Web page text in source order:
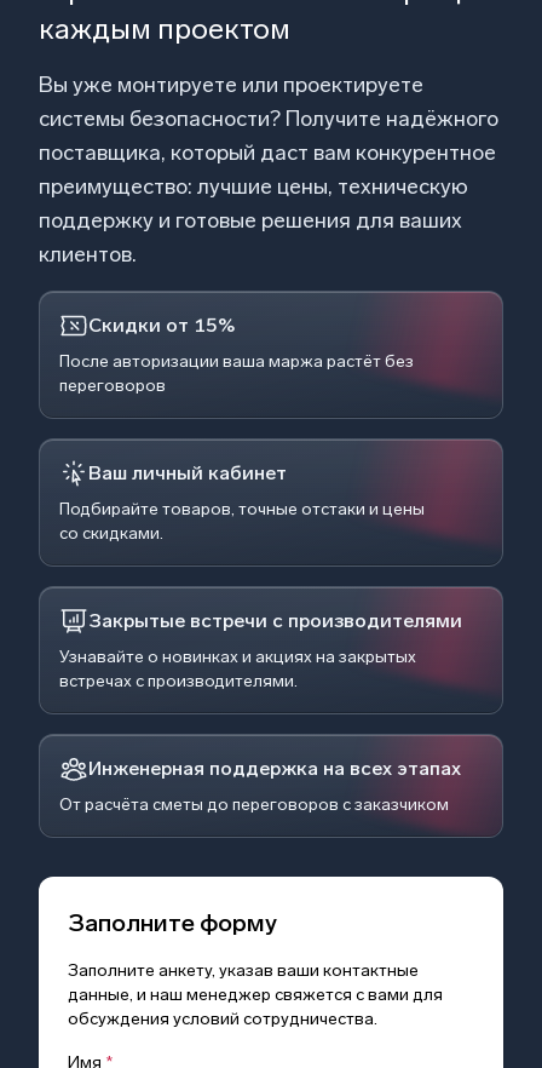
каждым проектом
Вы уже монтируете или проектируете
системы безопасности? Получите надёжного
поставщика, который даст вам конкурентное
преимущество: лучшие цены, техническую
поддержку и готовые решения для ваших
клиентов.
Скидки от 15%
После авторизации ваша маржа растёт без
переговоров
Ваш личный кабинет
Подбирайте товаров, точные отстаки и цены
со скидками.
Закрытые встречи с производителями
Узнавайте о новинках и акциях на закрытых
встречах с производителями.
Инженерная поддержка на всех этапах
От расчёта сметы до переговоров с заказчиком
Заполните форму
Заполните анкету, указав ваши контактные
данные, и наш менеджер свяжется с вами для
обсуждения условий сотрудничества.
Имя *